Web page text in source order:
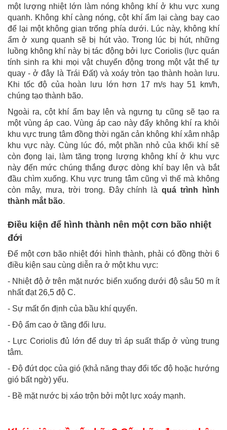
một lượng nhiệt lớn làm nóng không khí ở khu vực xung
quanh. Không khí càng nóng, cột khí ẩm lại càng bay cao
để lại một không gian trống phía dưới. Lúc này, không khí
ẩm ở xung quanh sẽ bị hút vào. Trong lúc bị hút, những
luồng không khí này bị tác động bởi lực Coriolis (lực quán
tính sinh ra khi mọi vật chuyển động trong một vật thể tự
quay - ở đây là Trái Đất) và xoáy tròn tạo thành hoàn lưu.
Khi tốc độ của hoàn lưu lớn hơn 17 m/s hay 51 km/h,
chúng tạo thành bão.
Ngoài ra, cột khí ẩm bay lên và ngưng tụ cũng sẽ tạo ra
một vùng áp cao. Vùng áp cao này đẩy không khí ra khỏi
khu vực trung tâm đồng thời ngăn cản không khí xâm nhập
khu vực này. Cùng lúc đó, một phần nhỏ của khối khí sẽ
còn đọng lại, làm tăng trọng lượng không khí ở khu vực
này đến mức chúng thắng được dòng khí bay lên và bắt
đầu chìm xuống. Khu vực trung tâm cũng vì thế mà không
còn mây, mưa, trời trong. Đây chính làquá trình hình
thành mắt bão.
Điều kiện để hình thành nên một cơn bão nhiệt
đới
Để một cơn bão nhiệt đới hình thành, phải có đồng thời 6
điều kiện sau cùng diễn ra ở một khu vực:
- Nhiệt độ ở trên mặt nước biển xuống dưới độ sâu 50 m ít
nhất đạt 26,5 độ C.
- Sự mất ổn định của bầu khí quyển.
- Độ ẩm cao ở tầng đối lưu.
- Lực Coriolis đủ lớn để duy trì áp suất thấp ở vùng trung
tâm.
- Độ đứt dọc của gió (khả năng thay đổi tốc độ hoặc hướng
gió bất ngờ) yếu.
- Bề mặt nước bị xáo trộn bởi một lực xoáy mạnh.